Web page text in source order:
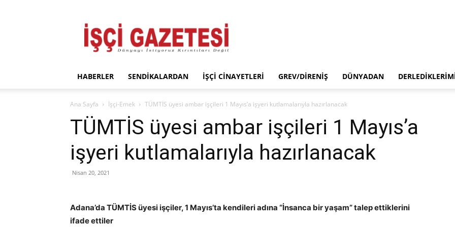
Gazetesi
HABERLER SENDIKALARDAN İŞÇI CINAYETLERI GREV/DIRENIŞ DÜNYADAN
Ana Sayfa İşçi-Emek TÜMTİS üyesi ambar işçileri 1 Mayıs’a işyeri kutlamalarıyla hazırlanacak
TÜMTİS üyesi ambar işçileri 1 Mayıs’a
işyeri kutlamalarıyla hazırlanacak
Nisan 20, 2021
Adana’da TÜMTİS üyesi işçiler, 1 Mayıs’ta kendileri adına “İnsanca bir yaşam” talep ettiklerini
ifade ettiler